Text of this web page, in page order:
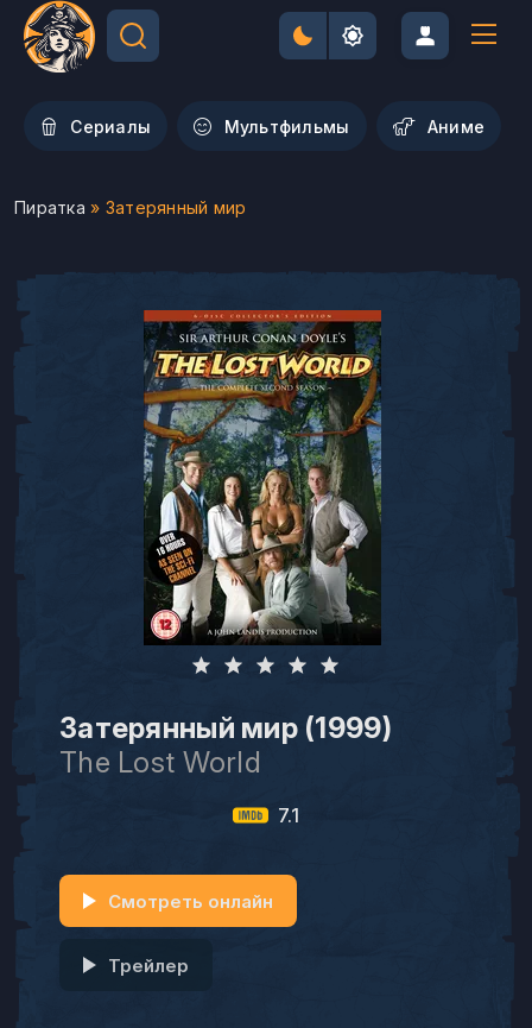
Сериалы Мультфильмы Aниме
Пиратка » Затерянный мир
Затерянный мир (1999)
The Lost World
7.1
Смотреть онлайн
Трейлер